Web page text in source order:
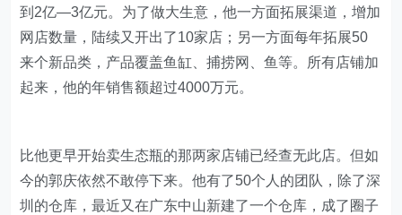
到2亿—3亿元。为了做大生意，他一方面拓展渠道，增加
网店数量，陆续又开出了10家店；另一方面每年拓展50
来个新品类，产品覆盖鱼缸、捕捞网、鱼等。所有店铺加
起来，他的年销售额超过4000万元。
比他更早开始卖生态瓶的那两家店铺已经查无此店。但如
今的郭庆依然不敢停下来。他有了50个人的团队，除了深
圳的仓库，最近又在广东中山新建了一个仓库，成了圈子